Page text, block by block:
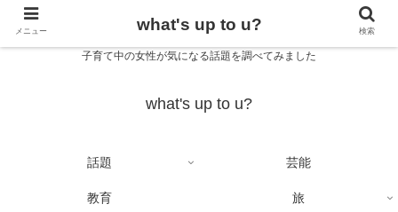
子育て中の女性が気になる話題を調べてみました
what's up to u?
話題 芸能
教育 旅
メニュー what's up to u? 検索